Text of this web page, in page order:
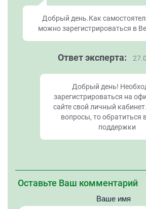
Добрый день.Как
можно зарегистрироваться в
Ответ эксперта:
Добрый день!
зарегистрироваться на
сайте свой личный
вопросы, то обратиться
поддержки
Оставьте Ваш комментарий
Ваше имя